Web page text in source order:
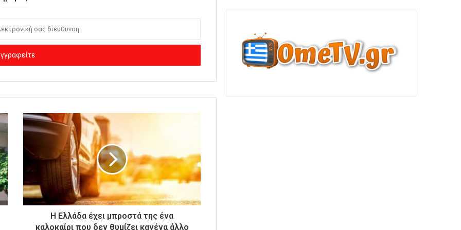
Η Ελλάδα έχει μπροστά της ένα
καλοκαίρι που δεν θυμίζει κανένα άλλο